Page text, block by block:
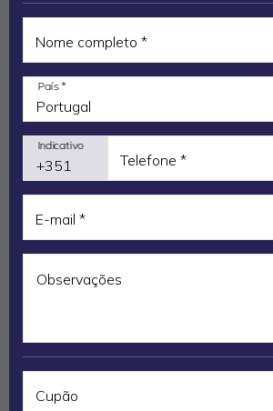
cabeça.
nem sempre é preciso ir tão longe para
uma traição.
Nome completo *
País *
Indicativo
Telefone *
E-mail *
Observações
Cupão